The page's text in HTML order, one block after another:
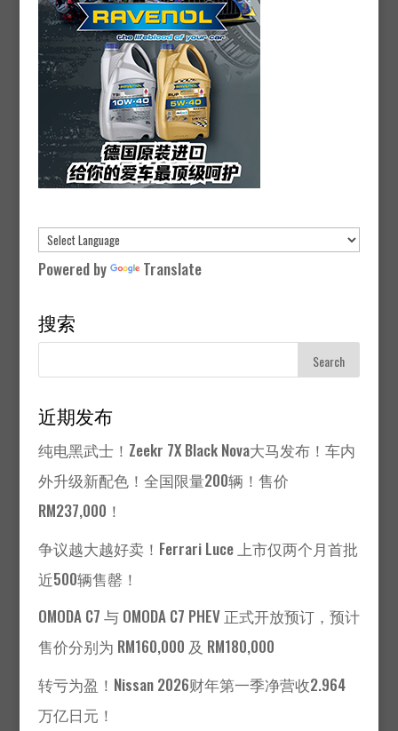
Powered by Translate
搜索
近期发布
纯电黑武士！Zeekr 7X Black Nova大马发布！车内
外升级新配色！全国限量200辆！售价
RM237,000！
争议越大越好卖！Ferrari Luce 上市仅两个月首批
近500辆售罄！
OMODA C7 与 OMODA C7 PHEV 正式开放预订，预计
售价分别为 RM160,000 及 RM180,000
转亏为盈！Nissan 2026财年第一季净营收2.964
万亿日元！